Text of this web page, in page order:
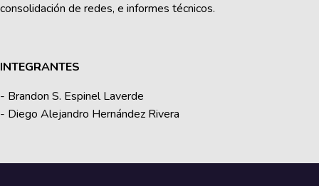
consolidación de redes, e informes técnicos.
INTEGRANTES
- Brandon S. Espinel Laverde
- Diego Alejandro Hernández Rivera